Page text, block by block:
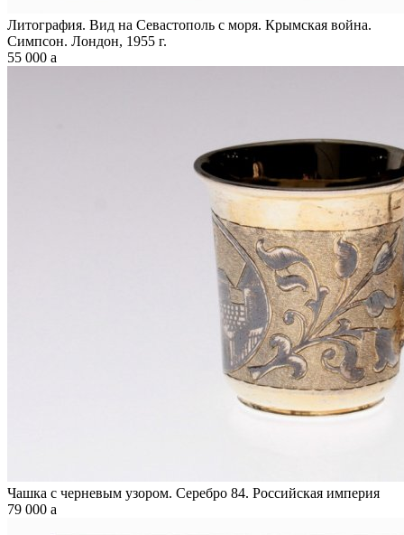
Литография. Вид на Севастополь с моря. Крымская война.
Симпсон. Лондон, 1955 г.
55 000 a
Чашка с черневым узором. Серебро 84. Российская империя
79 000 a